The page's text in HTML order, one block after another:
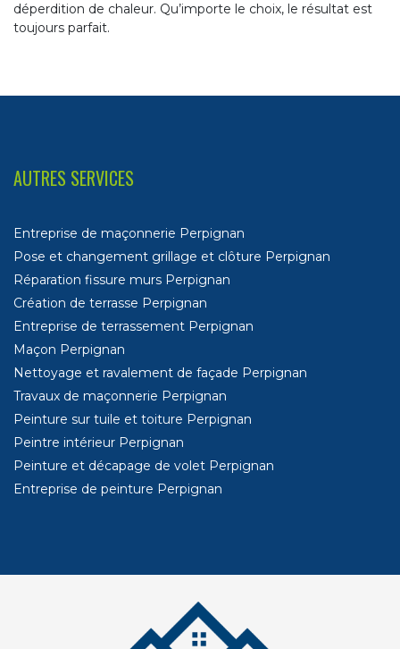
déperdition de chaleur. Qu’importe le choix, le résultat est
toujours parfait.
AUTRES SERVICES
Entreprise de maçonnerie Perpignan
Pose et changement grillage et clôture Perpignan
Réparation fissure murs Perpignan
Création de terrasse Perpignan
Entreprise de terrassement Perpignan
Maçon Perpignan
Nettoyage et ravalement de façade Perpignan
Travaux de maçonnerie Perpignan
Peinture sur tuile et toiture Perpignan
Peintre intérieur Perpignan
Peinture et décapage de volet Perpignan
Entreprise de peinture Perpignan